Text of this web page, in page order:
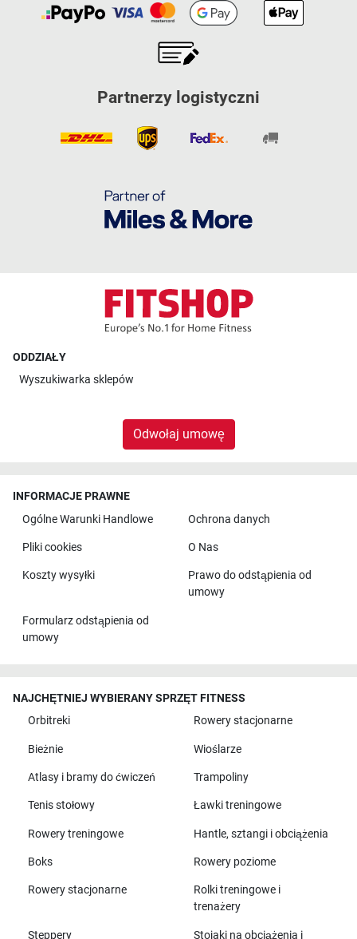
Partnerzy logistyczni
ODDZIAŁY
Wyszukiwarka sklepów
Odwołaj umowę
INFORMACJE PRAWNE
Ogólne Warunki Handlowe
Ochrona danych
Pliki cookies O Nas
Koszty wysyłki
Prawo do odstąpienia od
umowy
Formularz odstąpienia od
umowy
NAJCHĘTNIEJ WYBIERANY SPRZĘT FITNESS
Orbitreki
Rowery stacjonarne
Bieżnie Wioślarze
Atlasy i bramy do ćwiczeń Trampoliny
Tenis stołowy Ławki treningowe
Rowery treningowe Hantle, sztangi i obciążenia
Boks Rowery poziome
Rowery stacjonarne
Rolki treningowe i
trenażery
Steppery Stojaki na obciążenia i